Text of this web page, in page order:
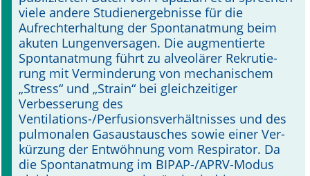
viele andere Studienergebnisse für die
Aufrechterhaltung der Spontanatmung beim
akuten Lungenversagen. Die augmentierte
Spontanatmung führt zu alveolärer Rekrutie­
rung mit Verminderung von mechani­schem
„Stress“ und „Strain“ bei gleich­zeitiger
Verbesserung des
Ventilations-/Perfusionsverhältnisses und des
pulmo­nalen Gasaustausches sowie einer Ver­
kürzung der Entwöhnung vom Respirator. Da
die Spontanatmung im BIPAP-/APRV-Modus